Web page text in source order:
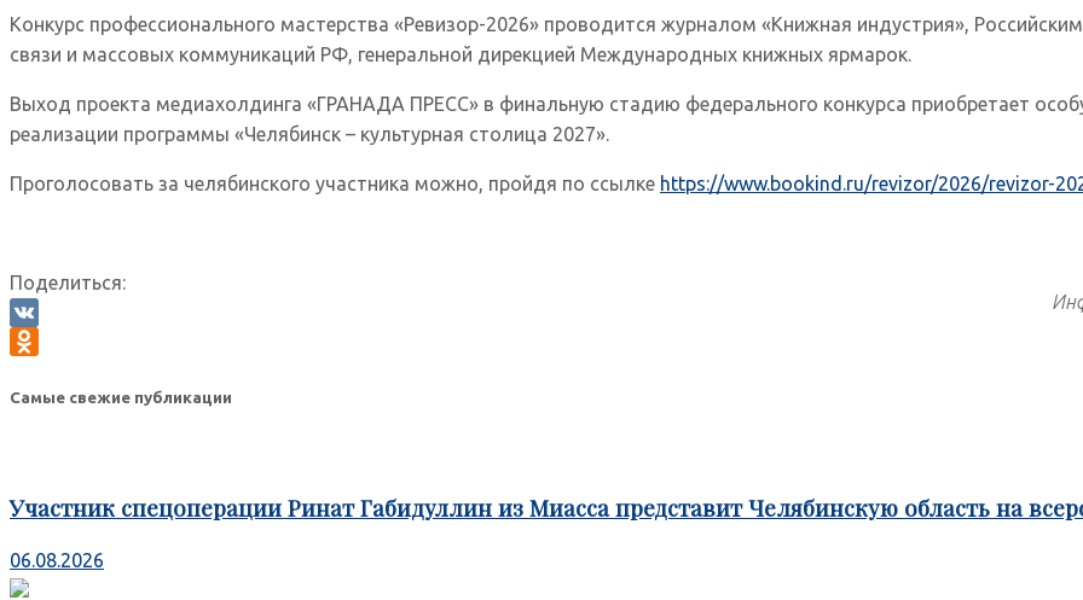
Конкурс профессионального мастерства «Ревизор-2026» проводится журналом «Книжная индустрия»,
связи и массовых коммуникаций РФ, генеральной дирекцией Международных книжных ярмарок.
Выход проекта медиахолдинга «ГРАНАДА ПРЕСС» в финальную стадию федерального конкурса приобретает
реализации программы «Челябинск – культурная столица 2027».
Проголосовать за челябинского участника можно, пройдя по ссылке https://www.bookind.ru/revizor/2026/revizor-
Поделиться:
VK
Самые свежие публикации
Участник спецоперации Ринат Габидуллин из Миасса представит Челябинскую область на
06.08.2026